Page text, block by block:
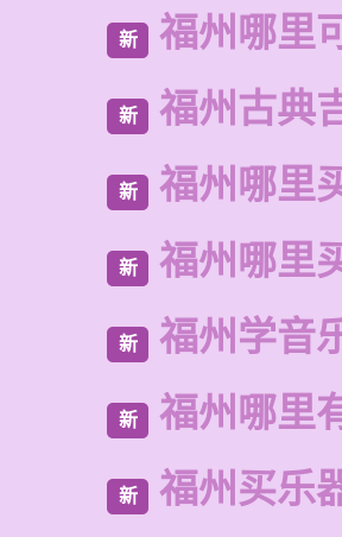
新 福州哪里
新 福州古典
新 福州哪里
新 福州哪里
新 福州学音
新 福州哪里
新 福州买乐